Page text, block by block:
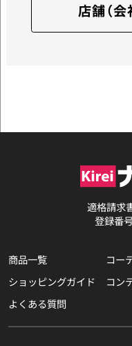
店舗（
適格請求
登録番
商品一覧 コー
ショッピングガイド
コン
よくある質問